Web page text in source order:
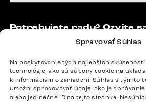
Spravovať Súhlas
Na poskytovanie tých najlepších skúseností
technológie, ako sú súbory cookie na
k informáciám o zariadení. Súhlas s týmito
umožní spracovávať údaje, ako je
alebo jedinečné ID na tejto stránke.
Potrebujete radu? Ozvite
podpora@delife-shop.sk
Odpovedáme do 24 hodín.